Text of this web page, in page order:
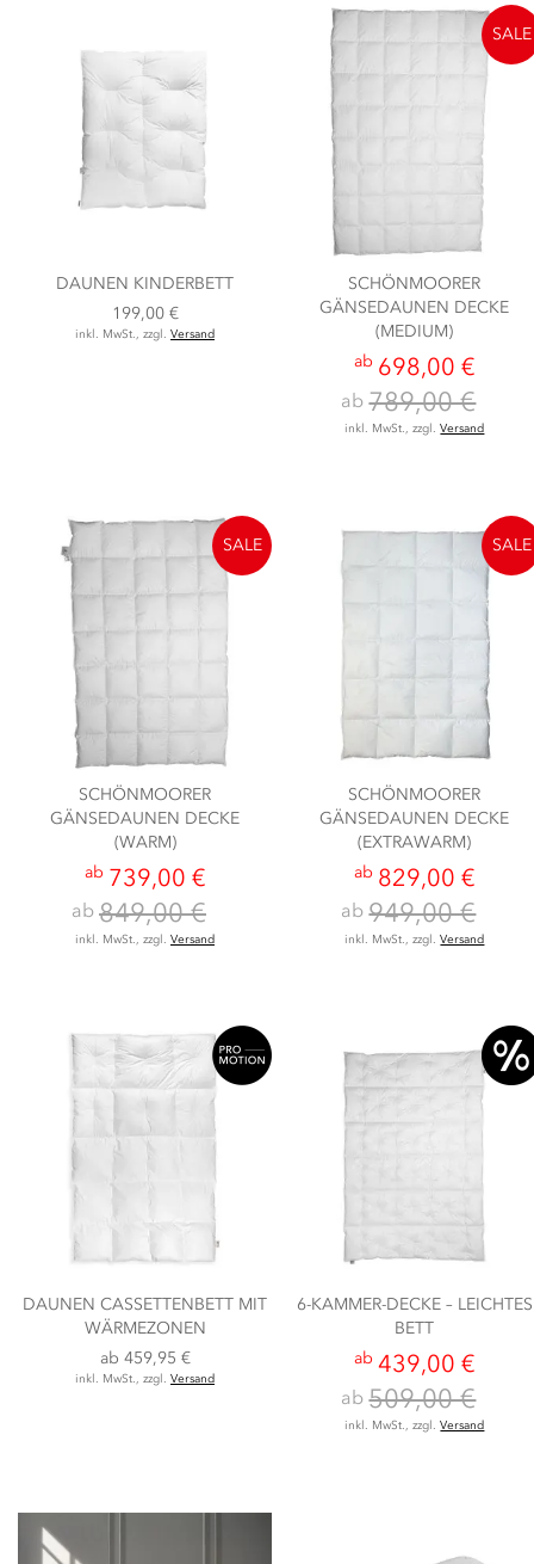
DAUNEN KINDERBETT
199,00 €
inkl. MwSt., zzgl. Versand
SCHÖNMOORER
GÄNSEDAUNEN DECKE
(MEDIUM)
ab 698,00 €
ab789,00 €
inkl. MwSt., zzgl.Versand
SALE
SCHÖNMOORER
GÄNSEDAUNEN DECKE
(WARM)
ab 739,00 €
ab 849,00 €
inkl. MwSt., zzgl. Versand
SALE
SCHÖNMOORER
GÄNSEDAUNEN DECKE
(EXTRAWARM)
ab 829,00 €
ab949,00 €
inkl. MwSt., zzgl.Versand
SALE
DAUNEN CASSETTENBETT MIT
WÄRMEZONEN
ab 459,95 €
inkl. MwSt., zzgl. Versand
6-KAMMER-DECKE – LEICHTES
BETT
ab 439,00 €
ab509,00 €
inkl. MwSt., zzgl.Versand